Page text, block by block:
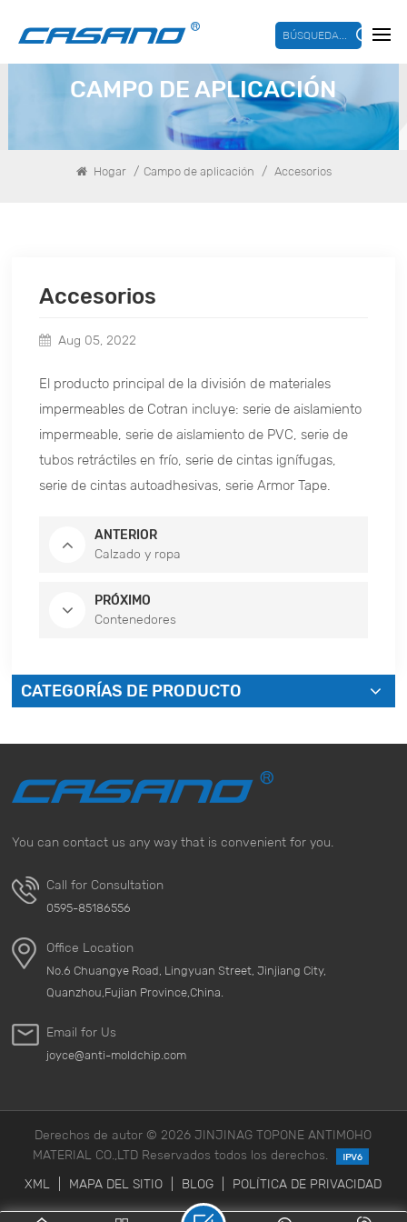
BÚSQUEDA...
CAMPO DE APLICACIÓN
Hogar / Campo de aplicación / Accesorios
Accesorios
Aug 05, 2022
El producto principal de la división de materiales
impermeables de Cotran incluye: serie de aislamiento
impermeable, serie de aislamiento de PVC, serie de
tubos retráctiles en frío, serie de cintas ignífugas,
serie de cintas autoadhesivas, serie Armor Tape.
ANTERIOR
Calzado y ropa
PRÓXIMO
Contenedores
CATEGORÍAS DE PRODUCTO
You can contact us any way that is convenient for you.
Call for Consultation
0595-85186556
Office Location
No.6 Chuangye Road, Lingyuan Street, Jinjiang City,
Quanzhou,Fujian Province,China.
Email for Us
joyce@anti-moldchip.com
Derechos de autor © 2026 JINJINAG TOPONE ANTIMOHO
MATERIAL CO.,LTD Reservados todos los derechos.
XML
MAPA DEL SITIO BLOG POLÍTICA DE PRIVACIDAD